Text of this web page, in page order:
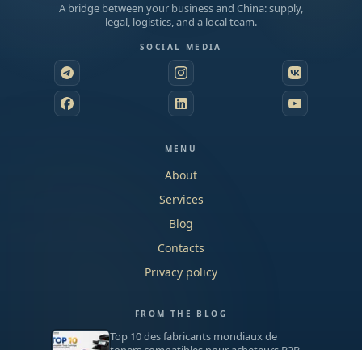
A bridge between your business and China: supply,
legal, logistics, and a local team.
SOCIAL MEDIA
MENU
About
Services
Blog
Contacts
Privacy policy
FROM THE BLOG
Top 10 des fabricants mondiaux de